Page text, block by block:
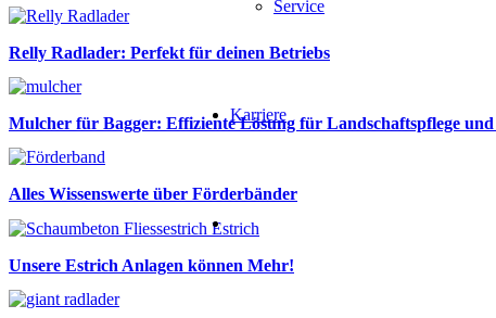
Service
Karriere
Relly Radlader: Perfekt für deinen Betriebs
Mulcher für Bagger: Effiziente Lösung für Landschaftspflege
Alles Wissenswerte über Förderbänder
Unsere Estrich Anlagen können Mehr!